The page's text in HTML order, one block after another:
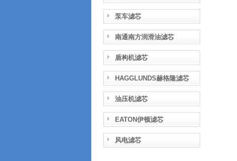
泵车滤芯
南通南方润滑油滤芯
盾构机滤芯
HAGGLUNDS赫格隆滤芯
油压机滤芯
EATON伊顿滤芯
风电滤芯